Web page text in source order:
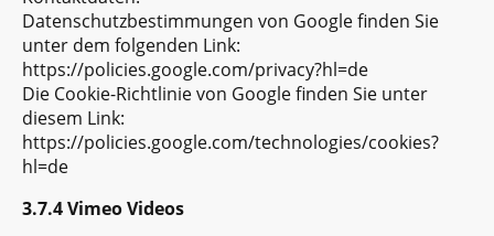
Datenschutzbestimmungen von Google finden Sie
unter dem folgenden Link:
https://policies.google.com/privacy?hl=de
Die Cookie-Richtlinie von Google finden Sie unter
diesem Link:
https://policies.google.com/technologies/cookies?
hl=de
3.7.4 Vimeo Videos